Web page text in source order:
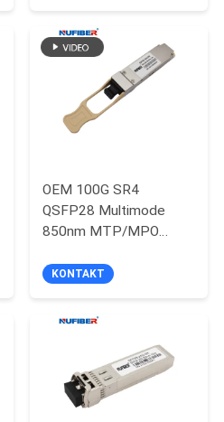
und DDM unterstützt
OEM 100G SR4
QSFP28 Multimode
850nm MTP/MPO
compatible with Cisco
KONTAKT